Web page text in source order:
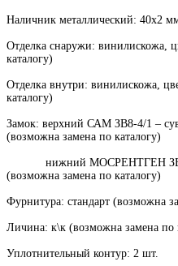
Наличник металлический: 40х2
Отделка снаружи: винилискожа,
каталогу)
Отделка внутри: винилискожа,
каталогу)
Замок: верхний САМ ЗВ8-4/1 –
(возможна замена по каталогу)
нижний МОСРЕНТГЕН ЗВ4-1
(возможна замена по каталогу)
Фурнитура: стандарт (возможна
Личина: к\к (возможна замена по
Уплотнительный контур: 2 шт.